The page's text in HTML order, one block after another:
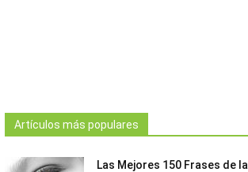
Artículos más populares
Las Mejores 150 Frases de la